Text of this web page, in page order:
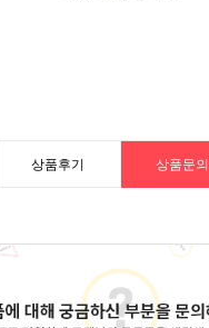
상품후기 상품문의